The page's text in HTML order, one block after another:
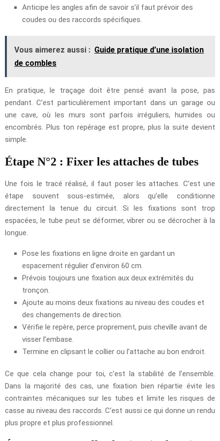
Anticipe les angles afin de savoir s’il faut prévoir des
coudes ou des raccords spécifiques.
Vous aimerez aussi : Guide pratique d’une isolation
de combles
En pratique, le traçage doit être pensé avant la pose, pas
pendant. C’est particulièrement important dans un garage ou
une cave, où les murs sont parfois irréguliers, humides ou
encombrés. Plus ton repérage est propre, plus la suite devient
simple.
Étape N°2 : Fixer les attaches de tubes
Une fois le tracé réalisé, il faut poser les attaches. C’est une
étape souvent sous-estimée, alors qu’elle conditionne
directement la tenue du circuit. Si les fixations sont trop
espacées, le tube peut se déformer, vibrer ou se décrocher à la
longue.
Pose les fixations en ligne droite en gardant un
espacement régulier d’environ 60 cm.
Prévois toujours une fixation aux deux extrémités du
tronçon.
Ajoute au moins deux fixations au niveau des coudes et
des changements de direction.
Vérifie le repère, perce proprement, puis cheville avant de
visser l’embase.
Termine en clipsant le collier ou l’attache au bon endroit.
Ce que cela change pour toi, c’est la stabilité de l’ensemble.
Dans la majorité des cas, une fixation bien répartie évite les
contraintes mécaniques sur les tubes et limite les risques de
casse au niveau des raccords. C’est aussi ce qui donne un rendu
plus propre et plus professionnel.